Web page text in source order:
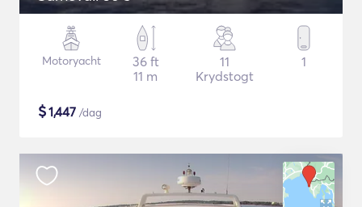
Motoryacht
36 ft
11 m
11
Krydstogt
1
$1,447 /dag